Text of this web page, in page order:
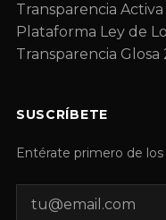
Transparencia Activa
Plataforma Ley de
Transparencia Glosa
SUSCRÍBETE
Entérate primero de